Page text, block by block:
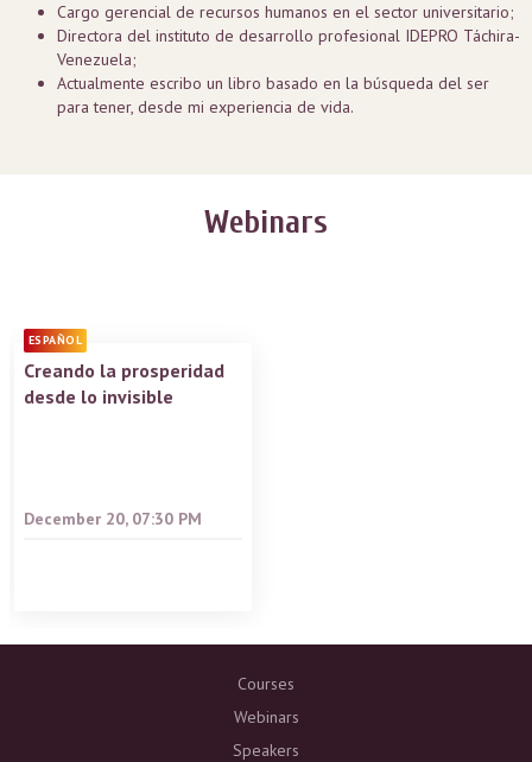
Cargo gerencial de recursos humanos en el sector universitario;
Directora del instituto de desarrollo profesional IDEPRO Táchira-
Venezuela;
Actualmente escribo un libro basado en la búsqueda del ser
para tener, desde mi experiencia de vida.
Webinars
ESPAÑOL
Creando la prosperidad
desde lo invisible
December 20, 07:30 PM
Courses
Webinars
Speakers